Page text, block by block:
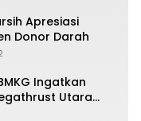
Apresiasi
Donor Darah
Ingatkan
Utara